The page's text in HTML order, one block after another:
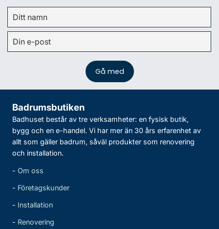
Badrumsbutiken
Badhuset består av tre verksamheter: en fysisk butik,
bygg och en e-handel. Vi har mer än 30 års erfarenhet av
allt som gäller badrum, såväl produkter som renovering
och installation.
- Om oss
- Företagskunder
- Installation
- Renovering